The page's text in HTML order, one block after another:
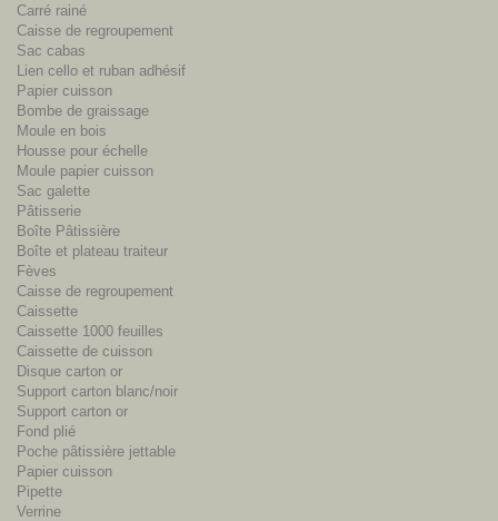
Carré rainé
Caisse de regroupement
Sac cabas
Lien cello et ruban adhésif
Papier cuisson
Bombe de graissage
Moule en bois
Housse pour échelle
Moule papier cuisson
Sac galette
Pâtisserie
Boîte Pâtissière
Boîte et plateau traiteur
Fèves
Caisse de regroupement
Caissette
Caissette 1000 feuilles
Caissette de cuisson
Disque carton or
Support carton blanc/noir
Support carton or
Fond plié
Poche pâtissière jettable
Papier cuisson
Pipette
Verrine